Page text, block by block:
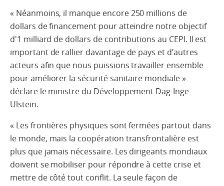
« Néanmoins, il manque encore 250 millions de
dollars de financement pour atteindre notre objectif
d'1 milliard de dollars de contributions au CEPI. Il est
important de rallier davantage de pays et d’autres
acteurs afin que nous puissions travailler ensemble
pour améliorer la sécurité sanitaire mondiale »
déclare le ministre du Développement Dag-Inge
Ulstein.
« Les frontières physiques sont fermées partout dans
le monde, mais la coopération transfrontalière est
plus que jamais nécessaire. Les dirigeants mondiaux
doivent se mobiliser pour répondre à cette crise et
mettre de côté tout conflit. La seule façon de